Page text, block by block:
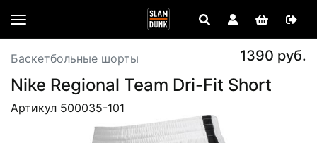
Баскетбольные шорты 1390 руб.
Nike Regional Team Dri-Fit Short
Артикул 500035-101